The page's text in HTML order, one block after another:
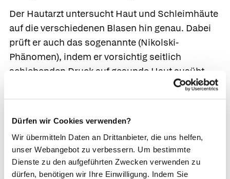
Dürfen wir Cookies verwenden?
Wir übermitteln Daten an Drittanbieter, die uns helfen,
unser Webangebot zu verbessern. Um bestimmte
Dienste zu den aufgeführten Zwecken verwenden zu
dürfen, benötigen wir Ihre Einwilligung. Indem Sie
Der Hautarzt untersucht Haut und Schleimhäute
auf die verschiedenen Blasen hin genau. Dabei
prüft er auch das sogenannte (Nikolski-
Phänomen), indem er vorsichtig seitlich
schiebenden Druck auf gesunde Haut ausübt.
Beim Pemphigus vulgaris lassen sich dadurch
neue Blasen erzeugen, beim bullösen
diese unter dem Mikroskop. Häufig kommen
auch spezielle, elektronenmikroskopische
Verfahren zum Einsatz.